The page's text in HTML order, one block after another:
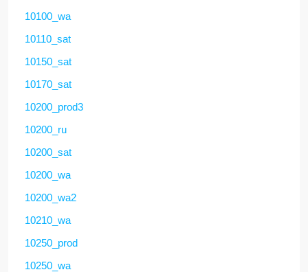
10100_wa
10110_sat
10150_sat
10170_sat
10200_prod3
10200_ru
10200_sat
10200_wa
10200_wa2
10210_wa
10250_prod
10250_wa